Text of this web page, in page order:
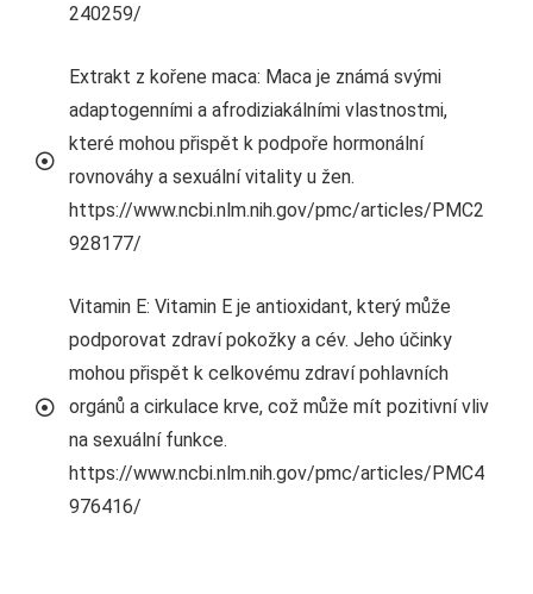
240259/
Extrakt z kořene maca: Maca je známá svými
adaptogenními a afrodiziakálními vlastnostmi,
které mohou přispět k podpoře hormonální
rovnováhy a sexuální vitality u žen.
https://www.ncbi.nlm.nih.gov/pmc/articles/PMC2
928177/
Vitamin E: Vitamin E je antioxidant, který může
podporovat zdraví pokožky a cév. Jeho účinky
mohou přispět k celkovému zdraví pohlavních
orgánů a cirkulace krve, což může mít pozitivní vliv
na sexuální funkce.
https://www.ncbi.nlm.nih.gov/pmc/articles/PMC4
976416/